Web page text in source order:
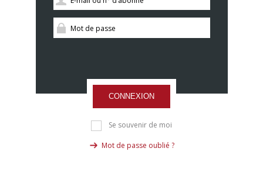
CONNEXION
Se souvenir de moi
Mot de passe oublié ?